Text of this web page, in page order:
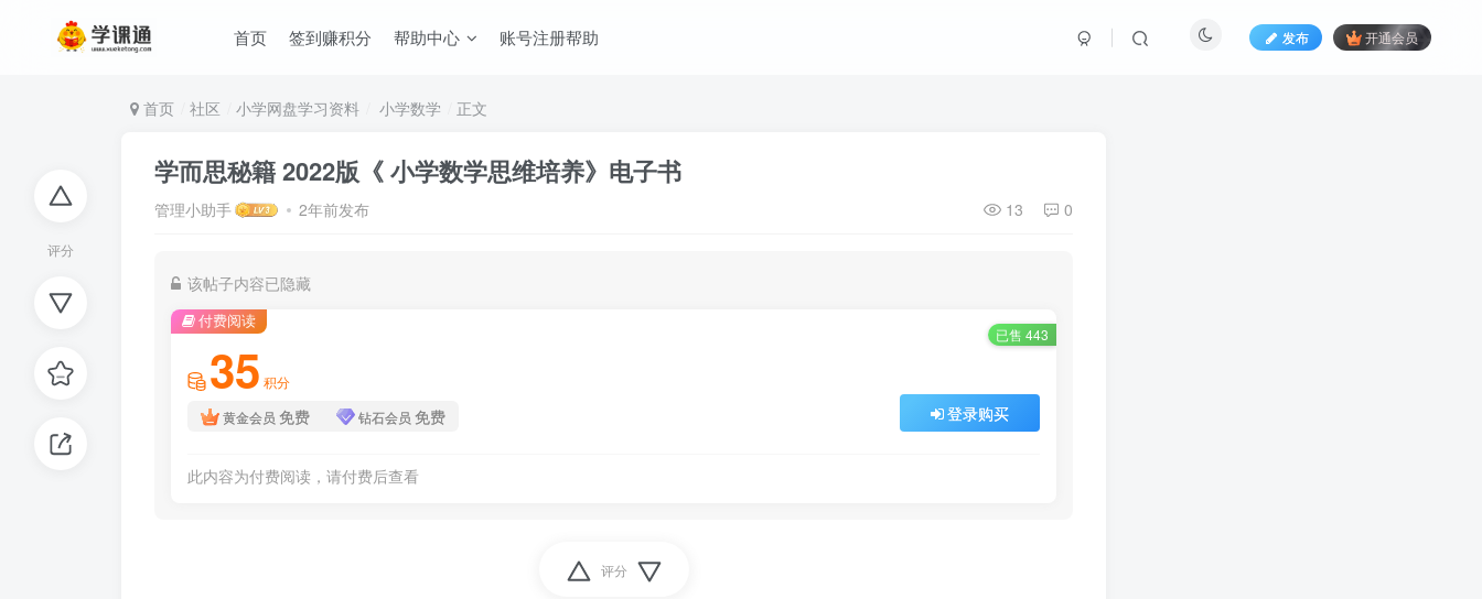
首页 签到赚积分 帮助中心 账号注册帮助 发布 开通会员
评分
首页 社区 小学网盘学习资料 小学数学 正文
学而思秘籍 2022版《 小学数学思维培养》电子书
管理小助手 2年前发布 13 0
该帖子内容已隐藏
付费阅读
已售 443
35 积分
黄金会员 免费 钻石会员 免费 登录购买
此内容为付费阅读，请付费后查看
评分